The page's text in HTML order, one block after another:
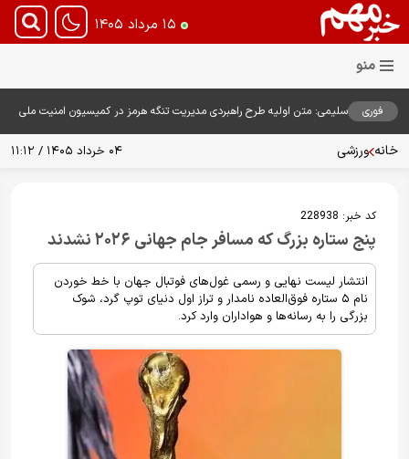
۱۵ مرداد ۱۴۰۵
فوری
سلیمی: متن اولیه طرح راهبردی مدیریت تنگه هرمز در کمیسیون امنیت ملی
خانه ورزشی ۰۴ خرداد ۱۴۰۵ / ۱۱:۱۲
کد خبر: 228938
پنج ستاره بزرگ که مسافر جام جهانی ۲۰۲۶ نشدند
انتشار لیست نهایی و رسمی غول‌های فوتبال جهان با خط خوردن
نام ۵ ستاره فوق‌العاده نامدار و تراز اول دنیای توپ گرد، شوک
بزرگی را به رسانه‌ها و هواداران وارد کرد.